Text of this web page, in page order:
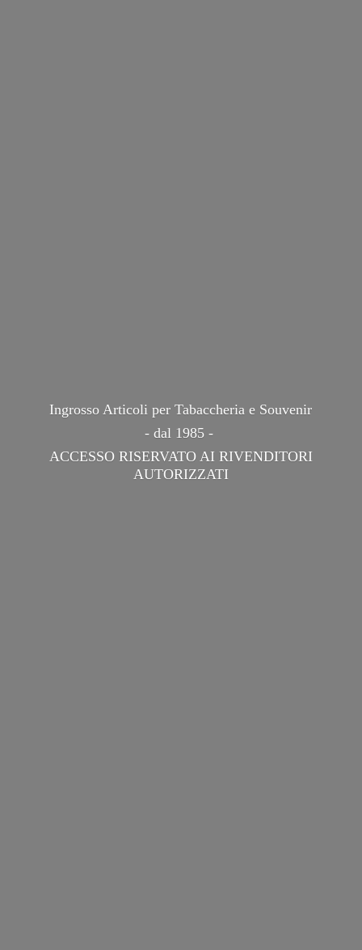
Ingrosso Articoli per Tabaccheria e Souvenir
- dal 1985 -
ACCESSO RISERVATO AI RIVENDITORI
AUTORIZZATI